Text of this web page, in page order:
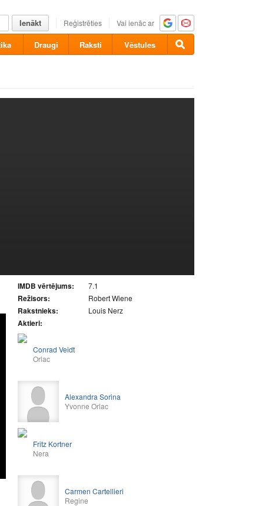
Ienākt Reģistrēties Vai ienāc ar
Draugi Raksti Vēstules
IMDB vērtējums: 7.1
Režisors: Robert Wiene
Rakstnieks: Louis Nerz
Aktieri:
Conrad Veidt
Orlac
Alexandra Sorina
Yvonne Orlac
Fritz Kortner
Nera
Carmen Cartellieri
Regine